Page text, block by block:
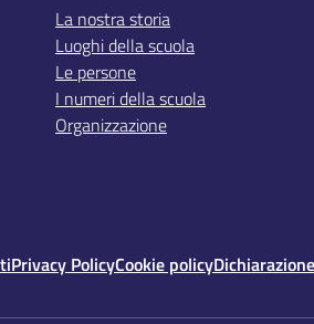
La nostra storia
Luoghi della scuola
Le persone
I numeri della scuola
Organizzazione
Privacy PolicyCookie policy